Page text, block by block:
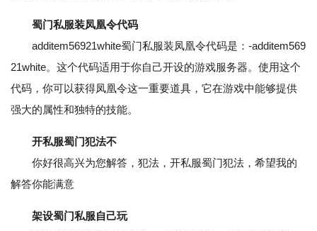
蜀门私服装凤凰令代码
additem56921white蜀门私服装凤凰令代码是：-additem569
21white。这个代码适用于你自己开设的游戏服务器。使用这个
代码，你可以获得凤凰令这一重要道具，它在游戏中能够提供
强大的属性和独特的技能。
开私服蜀门犯法不
你好很高兴为您解答，犯法，开私服蜀门犯法，希望我的
解答你能满意
架设蜀门私服自己玩